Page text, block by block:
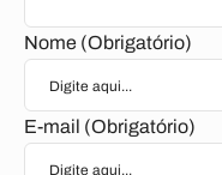
Nome (Obrigatório)
E-mail (Obrigatório)